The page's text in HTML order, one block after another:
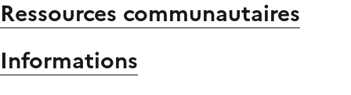
Ressources communautaires
Informations